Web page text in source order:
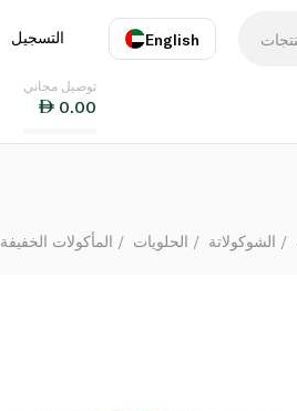
English
اللغة
التسجيل
توصيل مجاني
0.00
المأكولات الخفيفة الحلويات الشوكولاتة